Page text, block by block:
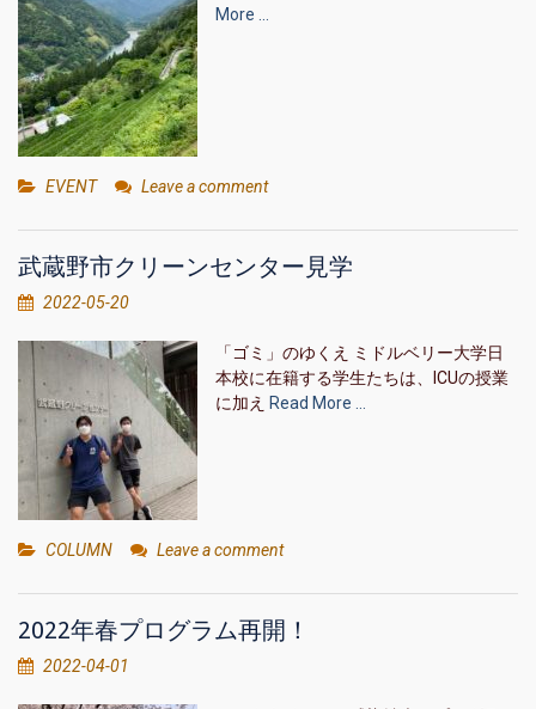
More …
EVENT Leave a comment
武蔵野市クリーンセンター見学
2022-05-20
「ゴミ」のゆくえ ミドルベリー大学日
本校に在籍する学生たちは、ICUの授業
に加え Read More …
COLUMN Leave a comment
2022年春プログラム再開！
2022-04-01